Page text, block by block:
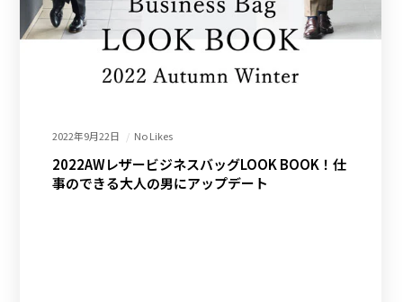
2022年9月22日 No Likes
2022AWレザービジネスバッグLOOK BOOK！仕
事のできる大人の男にアップデート